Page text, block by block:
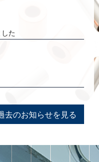
た
去のお知らせを見る